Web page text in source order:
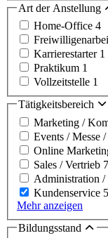
Art der Anstellung
Home-Office 4
Karrierestarter 1
Praktikum 1
Vollzeitstelle 1
Tätigkeitsbereich
Marketing /
Events / Messe
Online
Sales / Vertrieb 7
Administration
Kundenservice 5
Mehr anzeigen
Bildungsstand